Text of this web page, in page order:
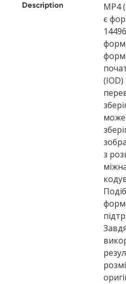
Description
MP4
є
(IOD)
може
з